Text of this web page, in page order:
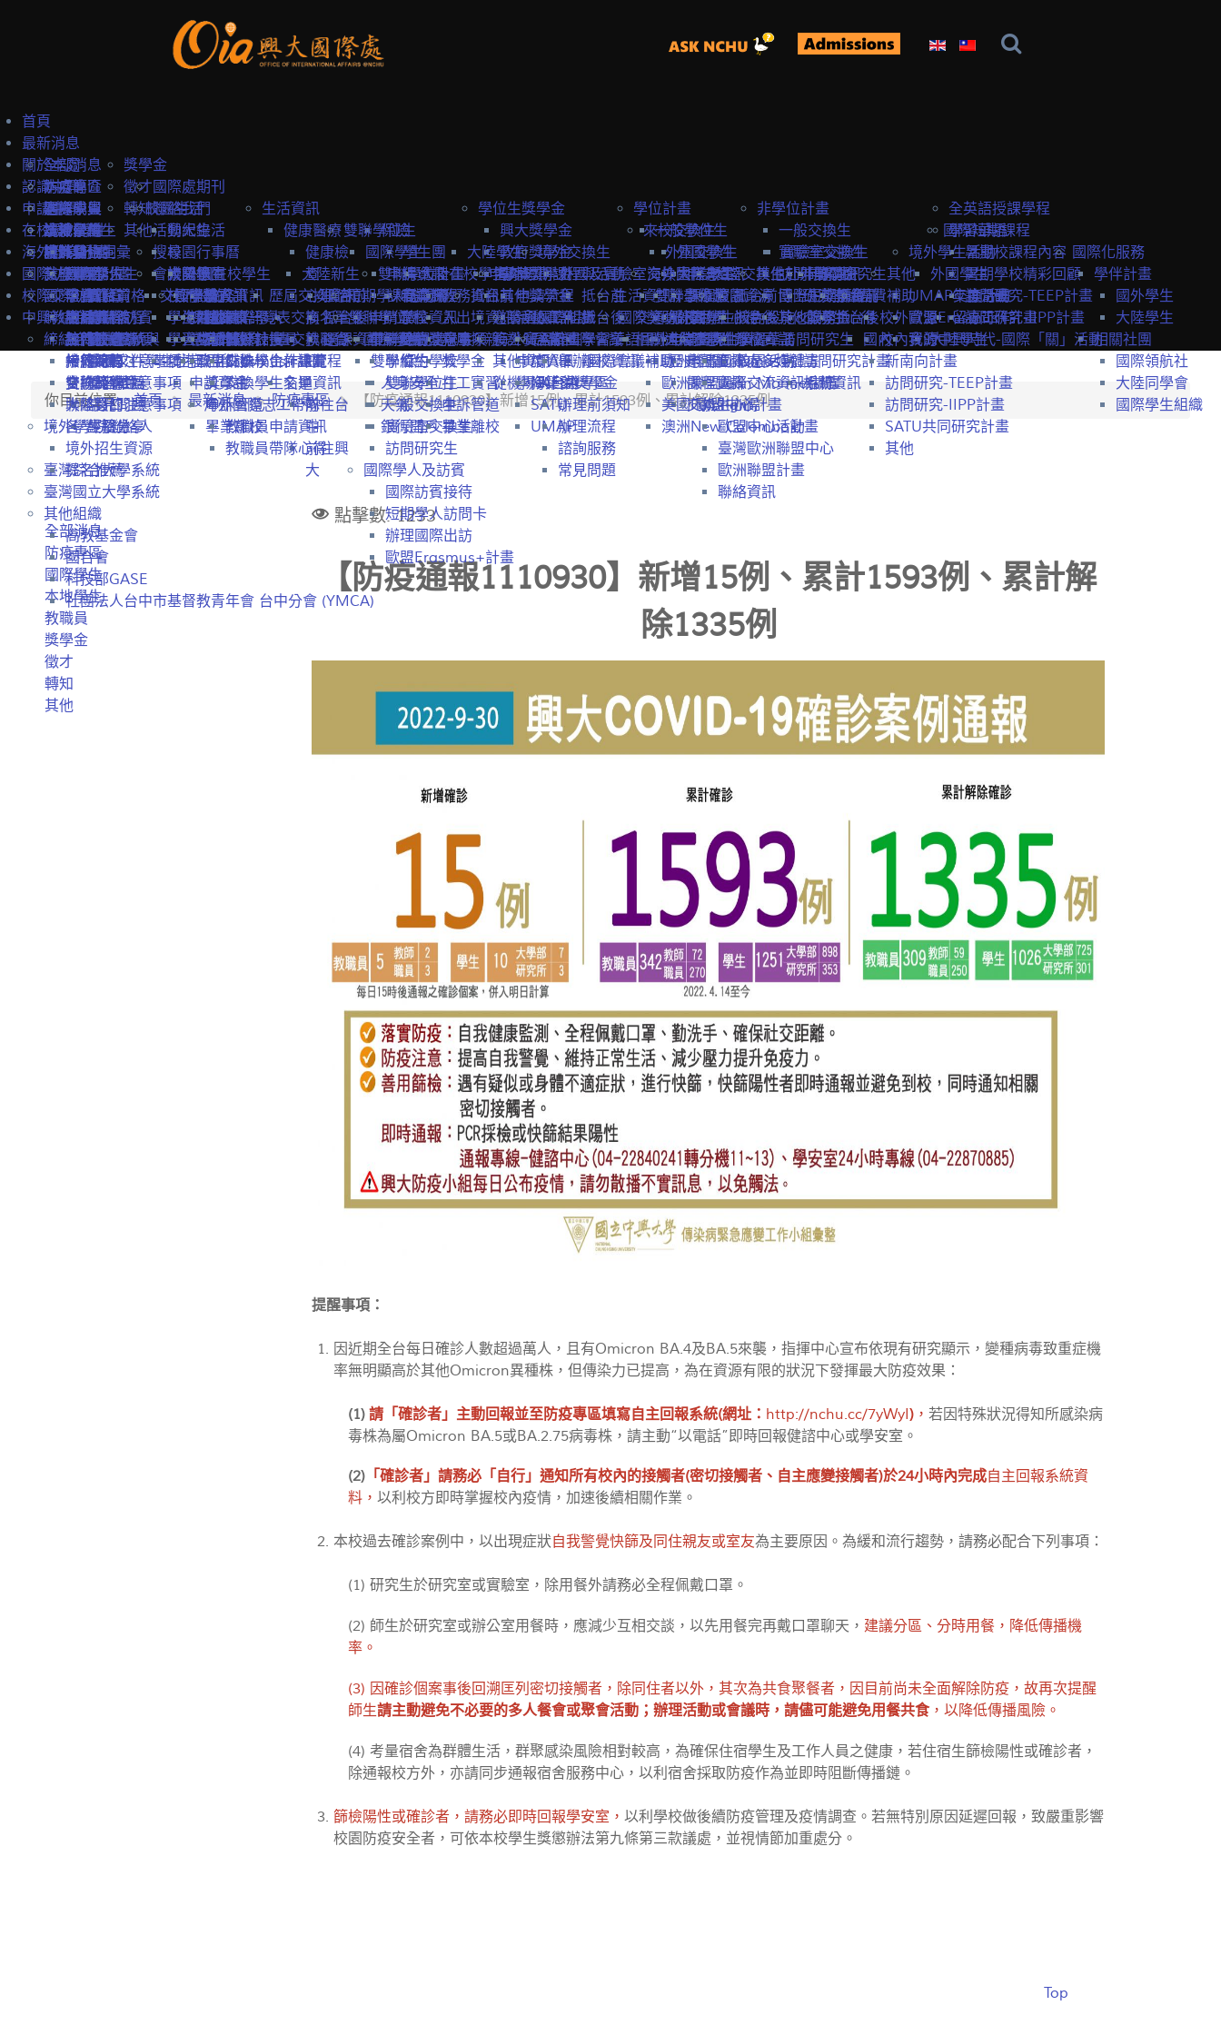
首頁
最新消息
全部消息
防疫專區
國際學生
本地學生
教職員
獎學金
徵才
轉知
其他
關於本處
本處簡介
本處成員
法規彙編
中英雙語詞彙
國際處期刊
聯絡我們
活動紀錄
搜尋
會議記錄
認識中興
選擇中興
認識台灣
認識台中
就學費用
學費
生活費
工作機會
校園生活
興大生活
校園行事曆
校園地圖
校內設施
學生活動
學習生活
學生住宿
生活資訊
健康醫療
健康檢
查
心理諮
商
就醫資
訊
保險
學生團
保
商業保
險
全民健
保
交通資訊
前往台
中
前往興
大
人身安全
天氣
銀行開戶
學位生獎學金
興大獎學金
政府獎學金
專案獎學金
其他獎學金
學位計畫
一般學位生
外國學生
大陸學生
雙聯學位生
外國學生
大陸學生
非學位計畫
一般交換生
實驗室交換生
訪問研究生
國際短期課程
全英語授課學程
學習華語
申請中興
境外學位生
身分別
國際學位生
國籍資格
申請流程
招生系所
申請文件
提名推薦
常見問題
經驗分享
大陸學生
申請資訊
課程資訊
常見問題
僑港澳生
申請資訊
雙聯學位生
國際學生
申請資訊
課程資訊
大陸學生
申請資訊
來校交換生
外國交換生
申請資訊
課程資訊
交換生心得
實驗室交換生
申請資訊
研究室資訊
交換生心得
大陸交換生
申請資訊
課程資訊
交換生心得
訪問研究生
訪問研究計畫
相關資訊
國際短期課程
暑期校課程內容
暑期學校精彩回顧
訪問研究-TEEP計畫
訪問研究-IIPP計畫
在校境外學生
境外學位生
外國新生
抵台前
抵台後
統一證號與
簽證
學習華語
外國在校學生
教務資訊
選課資訊
工作證
居留證
獎學金
申訴管道
畢業離校
大陸新生
抵台前
抵台後
選課資訊
大陸在校學生
教務資訊
入出境資訊
親屬探親
獎學金
打工實習
申訴管道
畢業離校
境外交換生
外國及實驗室交換生
抵台前
抵台後
學習華語
離校資訊
大陸交換生
抵台前
抵台後
離校資訊
訪問研究生
抵台前
抵台後
境外學生活動
外國學生
年度活動
留臺工作
大陸學生
國際化服務
學伴計畫
國外學生
大陸學生
相關社團
國際領航社
大陸同學會
國際學生組織
海外教育計畫
交換學生計畫
申請簡章
申請流程
熱門校統計
常見問題
交換獎學金
交換學校資訊
海外地區
大陸地區
歷屆交換資訊
交換名單
交換心得
雙聯學位計畫
申請流程
學校資訊
雙聯獎學金
海外短期課程與活動
申請流程
活動資訊
海外實習計畫
申請資訊
學海築夢獎學金
海外國際志工
計畫緣起
服務目標
申請資訊
歷史回顧
其他赴外獎學金
博士生獎學金
其他獎學金
其他
UMAP交換計畫
歐盟Erasmus+計畫
我的中興時代-國際「關」活動
國際訪賓與學人
國際訪賓
關於國際訪賓
接待原則
接待紀錄
國際學人
關於國際學人
交換教授計畫
歐盟Erasmus+計畫
短期學人訪問卡
申請流程
申請要點
抵台前
邀請函&工作證
簽證&居留證
其他資訊
從機場到台中
生活資訊
交通資訊
相關連結
校園資源
校內設施&服務
學習華語
校園活動
經費補助
校外資源
校內資源
校際交流合作
締結合約
締約注意事項
締約流程
合約範本
大陸簽約注意事項
各學院聯絡人
姊妹校一覽表
姊妹校搜尋
姊妹校合作總覽
雙聯學位
雙聯締約注意事項
雙聯締約學校
參與國際組織
EAIE
APAIE
NAFSA
SATU
UMAP
國際獎助計畫
國外
歐洲聯盟Erasmus+計畫
歐洲聯盟Jean Monnet計畫
美國Fulbright計畫
澳洲New Colombo計畫
國內
新南向計畫
訪問研究-TEEP計畫
訪問研究-IIPP計畫
SATU共同研究計畫
其他
臺灣綜合大學系統
臺灣國立大學系統
其他組織
高教基金會
國合會
科技部GASE
社團法人台中市基督教青年會 台中分會 (YMCA)
中興教職員
締結合約
一般締約注意事項
雙聯締約注意事項
聯絡窗口
境外學生招生
境外招生資源
提名推薦
海外教育計畫
交換學生計畫流程
交換學生名單
海外國際志工帶隊
教職員申請資訊
教職員帶隊心得
國際學生
學位生
雙聯學位生
一般交換生
實驗室交換生
訪問研究生
國際學人及訪賓
國際訪賓接待
短期學人訪問卡
辦理國際出訪
歐盟Erasmus+計畫
主辦國際會議
舉辦國際會議補助
入台證專區
辦理前須知
辦理流程
諮詢服務
常見問題
國際化資源
國際處多媒體
國際交流資訊系統
歐盟中心
歐盟中心活動
臺灣歐洲聯盟中心
歐洲聯盟計畫
聯絡資訊
你目前位置: 首頁 最新消息 防疫專區 【防疫通報1110930】新增15例、累計1593例、累計解除1335例
全部消息
防疫專區
國際學生
本地學生
教職員
獎學金
徵才
轉知
其他
點擊數: 1233
【防疫通報1110930】新增15例、累計1593例、累計解
除1335例
提醒事項：
因近期全台每日確診人數超過萬人，且有Omicron BA.4及BA.5來襲，指揮中心宣布依現有研究顯示，變種病毒致重症機
率無明顯高於其他Omicron異種株，但傳染力已提高，為在資源有限的狀況下發揮最大防疫效果：
(1) 請「確診者」主動回報並至防疫專區填寫自主回報系統(網址： http://nchu.cc/7yWyI) ，若因特殊狀況得知所感染病
毒株為屬Omicron BA.5或BA.2.75病毒株，請主動“以電話”即時回報健諮中心或學安室。
(2) 「確診者」請務必「自行」通知所有校內的接觸者(密切接觸者、自主應變接觸者)於24小時內完成自主回報系統資
料，以利校方即時掌握校內疫情，加速後續相關作業。
本校過去確診案例中，以出現症狀自我警覺快篩及同住親友或室友為主要原因。為緩和流行趨勢，請務必配合下列事項：
(1) 研究生於研究室或實驗室，除用餐外請務必全程佩戴口罩。
(2) 師生於研究室或辦公室用餐時，應減少互相交談，以先用餐完再戴口罩聊天，建議分區、分時用餐，降低傳播機
率。
(3) 因確診個案事後回溯匡列密切接觸者，除同住者以外，其次為共食聚餐者，因目前尚未全面解除防疫，故再次提醒
師生請主動避免不必要的多人餐會或聚會活動；辦理活動或會議時，請儘可能避免用餐共食，以降低傳播風險。
(4) 考量宿舍為群體生活，群聚感染風險相對較高，為確保住宿學生及工作人員之健康，若住宿生篩檢陽性或確診者，
除通報校方外，亦請同步通報宿舍服務中心，以利宿舍採取防疫作為並即時阻斷傳播鏈。
篩檢陽性或確診者，請務必即時回報學安室，以利學校做後續防疫管理及疫情調查。若無特別原因延遲回報，致嚴重影響
校園防疫安全者，可依本校學生獎懲辦法第九條第三款議處，並視情節加重處分。
Top